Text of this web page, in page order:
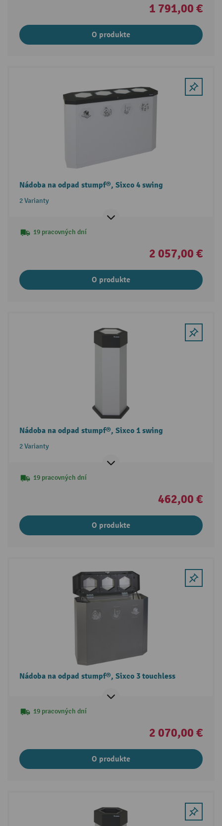
1 791,00 €
O produkte
Nádoba na odpad stumpf®, Sixco 4 swing
2 Varianty
19 pracovných dní
2 057,00 €
O produkte
Nádoba na odpad stumpf®, Sixco 1 swing
2 Varianty
19 pracovných dní
462,00 €
O produkte
Nádoba na odpad stumpf®, Sixco 3 touchless
19 pracovných dní
2 070,00 €
O produkte